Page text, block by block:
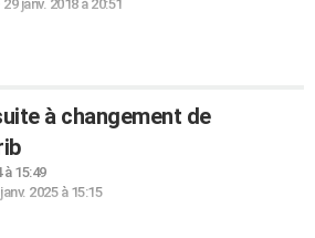
29 janv. 2018 à 20:51
à changement de
à 15:49
2025 à 15:15